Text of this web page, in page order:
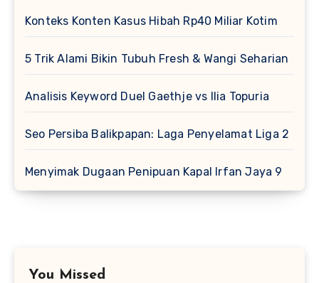
Konteks Konten Kasus Hibah Rp40 Miliar Kotim
5 Trik Alami Bikin Tubuh Fresh & Wangi Seharian
Analisis Keyword Duel Gaethje vs Ilia Topuria
Seo Persiba Balikpapan: Laga Penyelamat Liga 2
Menyimak Dugaan Penipuan Kapal Irfan Jaya 9
You Missed